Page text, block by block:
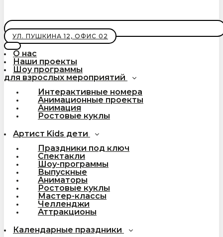
УЛ. ПУШКИНА 12, ОФИС 02
О нас
Наши проекты
Шоу программы
для взрослых мероприятий
Интерактивные номера
Анимационные проекты
Анимация
Ростовые куклы
Артист Kids дети
Праздники под ключ
Спектакли
Шоу-программы
Выпускные
Аниматоры
Ростовые куклы
Мастер-классы
Челленджи
Аттракционы
Календарные праздники